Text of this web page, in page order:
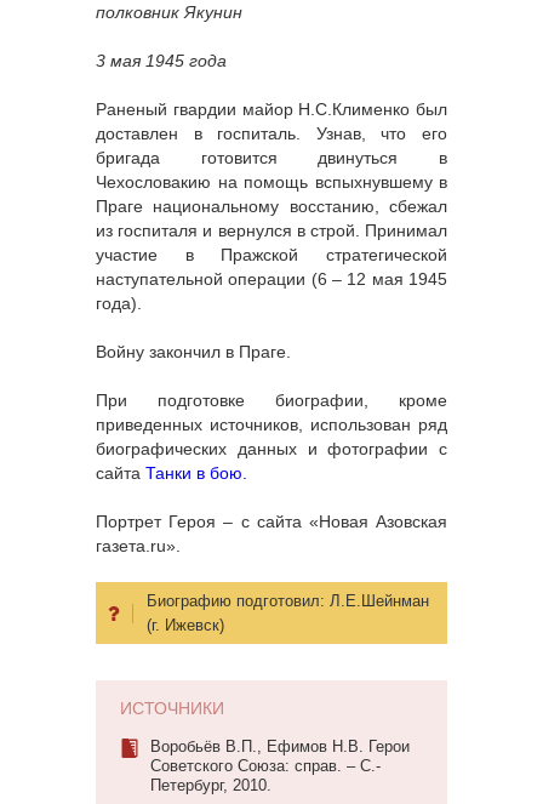
полковник Якунин
3 мая 1945 года
Раненый гвардии майор Н.С.Клименко был
доставлен в госпиталь. Узнав, что его
бригада готовится двинуться в
Чехословакию на помощь вспыхнувшему в
Праге национальному восстанию, сбежал
из госпиталя и вернулся в строй. Принимал
участие в Пражской стратегической
наступательной операции (6 – 12 мая 1945
года).
Войну закончил в Праге.
При подготовке биографии, кроме
приведенных источников, использован ряд
биографических данных и фотографии с
сайта Танки в бою.
Портрет Героя – с сайта «Новая Азовская
газета.ru».
Биографию подготовил: Л.Е.Шейнман
(г. Ижевск)
ИСТОЧНИКИ
Воробьёв В.П., Ефимов Н.В. Герои
Советского Союза: справ. – С.-
Петербург, 2010.